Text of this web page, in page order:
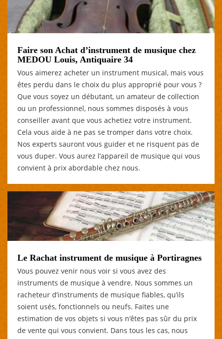
Faire son Achat d’instrument de musique chez
MEDOU Louis, Antiquaire 34
Vous aimerez acheter un instrument musical, mais vous
êtes perdu dans le choix du plus approprié pour vous ?
Que vous soyez un débutant, un amateur de collection
ou un professionnel, nous sommes disposés à vous
conseiller avant que vous achetiez votre instrument.
Cela vous aide à ne pas se tromper dans votre choix.
Nos experts sauront vous guider et ne risquent pas de
vous duper. Vous aurez l’appareil de musique qui vous
convient à prix abordable chez nous.
Le Rachat instrument de musique à Portiragnes
Vous pouvez venir nous voir si vous avez des
instruments de musique à vendre. Nous sommes un
racheteur d’instruments de musique fiables, qu’ils
soient usés, fonctionnels ou neufs. Faites une
estimation de vos objets si vous n’êtes pas sûr du prix
de vente qui vous convient. Dans tous les cas, nous